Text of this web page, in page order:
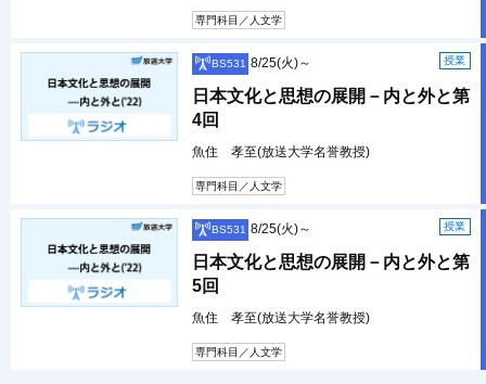
専門科目／人文学
BS531 授業
8/25(火)～
日本文化と思想の展開－内と外と第
4回
魚住 孝至(放送大学名誉教授)
専門科目／人文学
BS531 授業
8/25(火)～
日本文化と思想の展開－内と外と第
5回
魚住 孝至(放送大学名誉教授)
専門科目／人文学